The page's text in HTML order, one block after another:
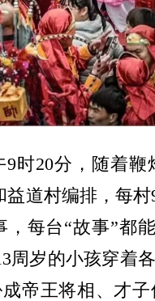
时20分，随着
道村编排，每
每台“故事”都
周岁的小孩穿
帝王将相、才